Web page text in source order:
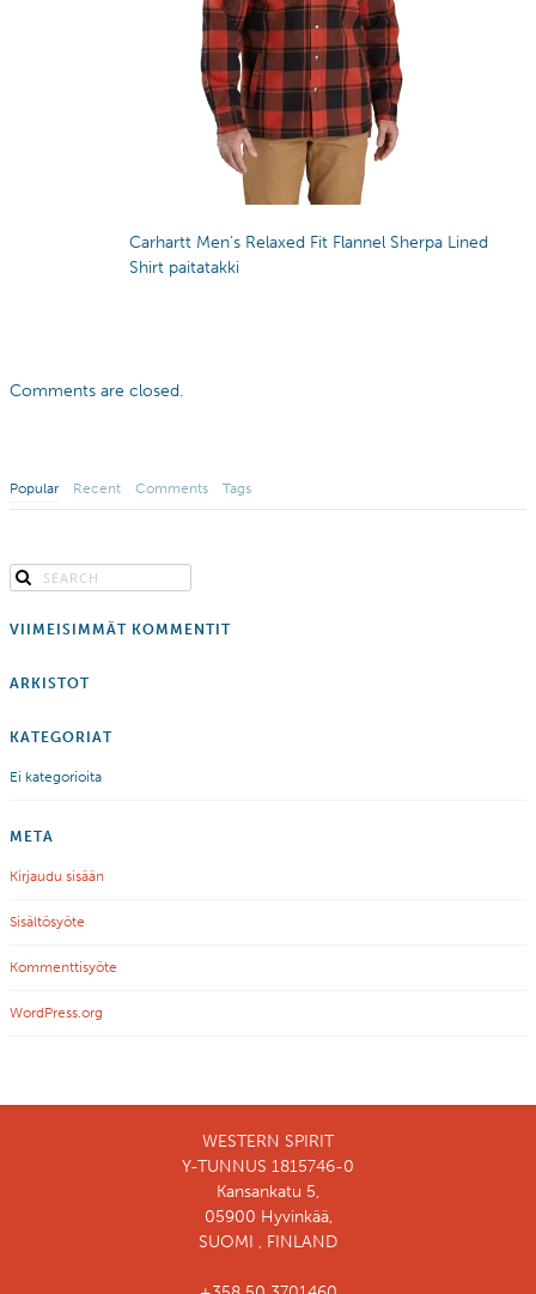
Carhartt Men’s Relaxed Fit Flannel Sherpa Lined
Shirt paitatakki
Comments are closed.
Popular Recent Comments Tags
VIIMEISIMMÄT KOMMENTIT
ARKISTOT
KATEGORIAT
Ei kategorioita
META
Kirjaudu sisään
Sisältösyöte
Kommenttisyöte
WordPress.org
WESTERN SPIRIT
Y-TUNNUS 1815746-0
Kansankatu 5,
05900 Hyvinkää,
SUOMI , FINLAND